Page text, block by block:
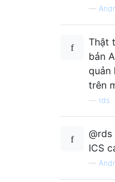
—
Thật
bản
quản
trên
rds
ICS
—